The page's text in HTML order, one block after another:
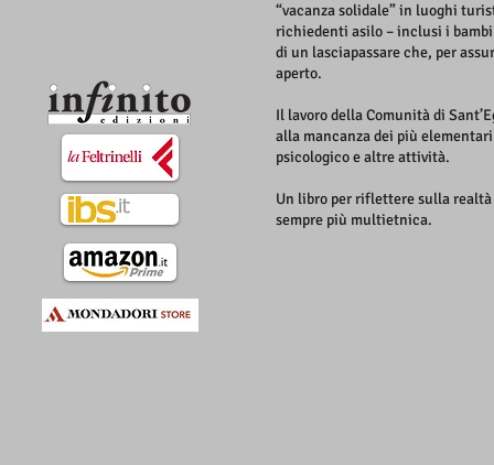
“vacanza solidale” in luoghi
richiedenti asilo – inclusi i
di un lasciapassare che, per
aperto.
Il lavoro della Comunità di
alla mancanza dei più
psicologico e altre attività.
Un libro per riflettere sulla
sempre più multietnica.